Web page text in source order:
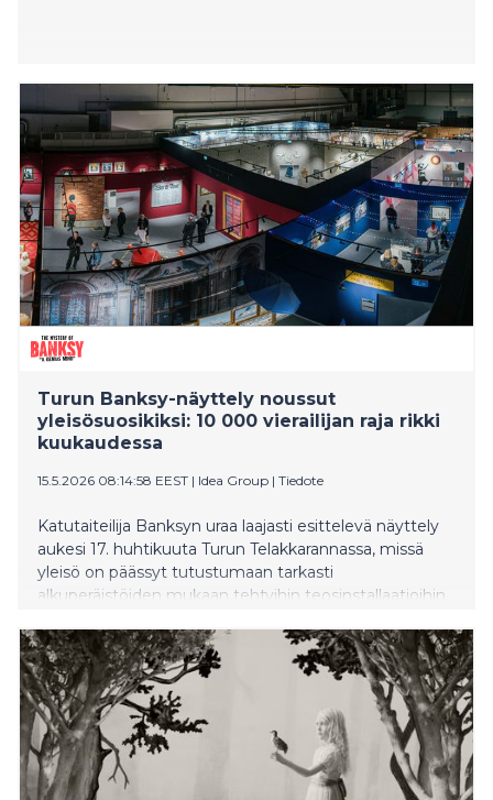
Turun Banksy-näyttely noussut
yleisösuosikiksi: 10 000 vierailijan raja rikki
kuukaudessa
15.5.2026 08:14:58 EEST | Idea Group | Tiedote
Katutaiteilija Banksyn uraa laajasti esittelevä näyttely
aukesi 17. huhtikuuta Turun Telakkarannassa, missä
yleisö on päässyt tutustumaan tarkasti
alkuperäistöiden mukaan tehtyihin teosinstallaatioihin.
sujuneessa lipunmyynnissä.